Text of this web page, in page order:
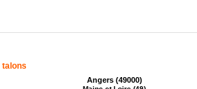
talons
Angers (49000)